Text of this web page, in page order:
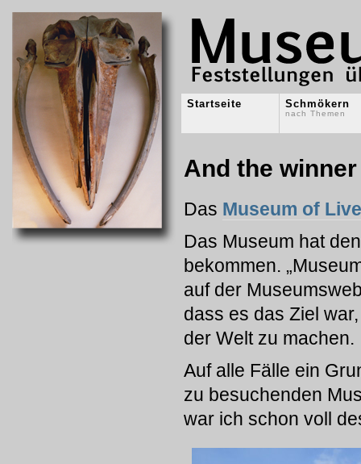
Startseite Schmökern
nach Themen
And the
Das Museum of
Das Museum hat
bekommen.
auf der
dass es das Ziel
der Welt zu machen.
Auf alle Fälle ein
zu besuchenden
war ich schon voll